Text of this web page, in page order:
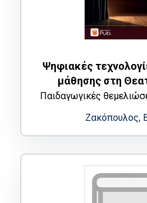
Ψηφιακές
μάθησης στη
Παιδαγωγικές
Ζακόπουλος,